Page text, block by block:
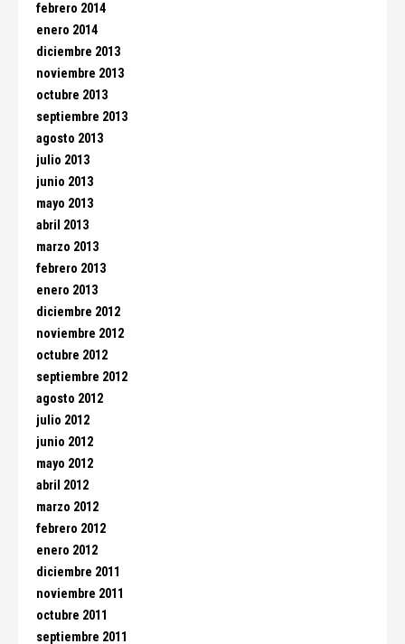
febrero 2014
enero 2014
diciembre 2013
noviembre 2013
octubre 2013
septiembre 2013
agosto 2013
julio 2013
junio 2013
mayo 2013
abril 2013
marzo 2013
febrero 2013
enero 2013
diciembre 2012
noviembre 2012
octubre 2012
septiembre 2012
agosto 2012
julio 2012
junio 2012
mayo 2012
abril 2012
marzo 2012
febrero 2012
enero 2012
diciembre 2011
noviembre 2011
octubre 2011
septiembre 2011